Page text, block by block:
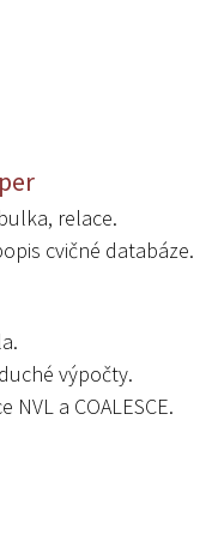
relace.
cvičné databáze.
výpočty.
a COALESCE.